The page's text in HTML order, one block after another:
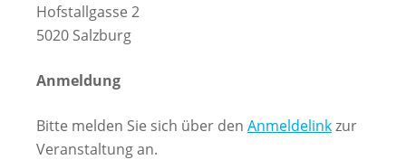
Hofstallgasse 2
5020 Salzburg
Anmeldung
Bitte melden Sie sich über den Anmeldelinkzur
Veranstaltung an.